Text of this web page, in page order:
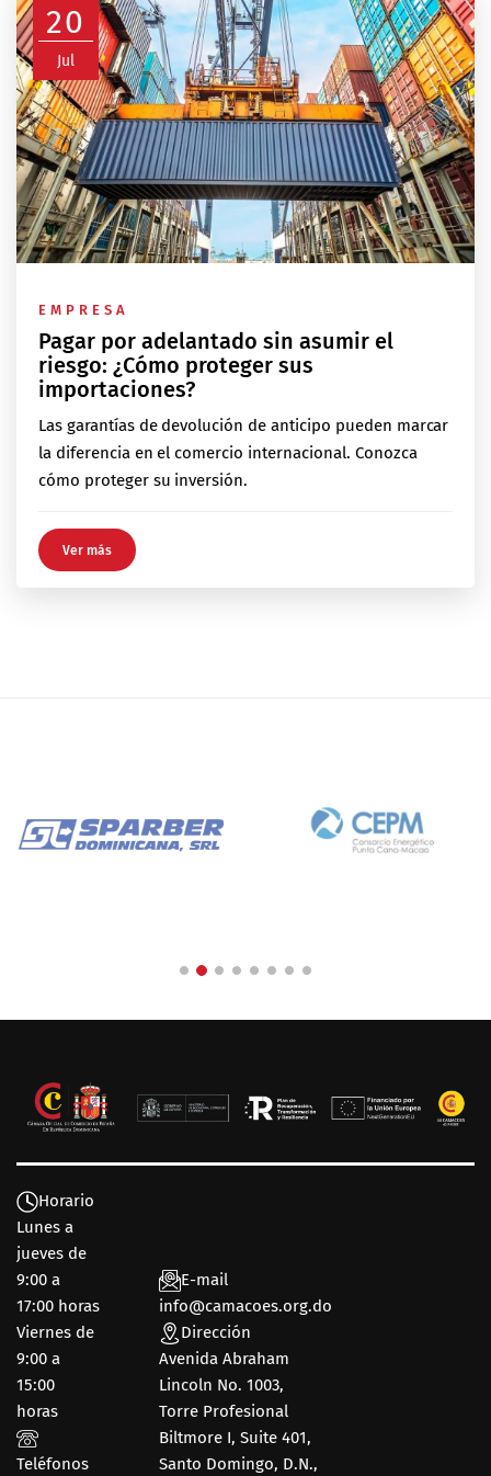
20
Jul
EMPRESA
Pagar por adelantado sin asumir el
riesgo: ¿Cómo proteger sus
importaciones?
Las garantías de devolución de anticipo pueden marcar
la diferencia en el comercio internacional. Conozca
cómo proteger su inversión.
Ver más
Horario
Lunes a
jueves de
9:00 a
17:00 horas
Viernes de
9:00 a
15:00
horas
Teléfonos
E-mail
info@camacoes.org.do
Dirección
Avenida Abraham
Lincoln No. 1003,
Torre Profesional
Biltmore I, Suite 401,
Santo Domingo, D.N.,